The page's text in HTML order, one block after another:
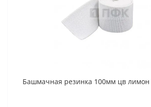
Башмачная резинка 100мм цв лимон